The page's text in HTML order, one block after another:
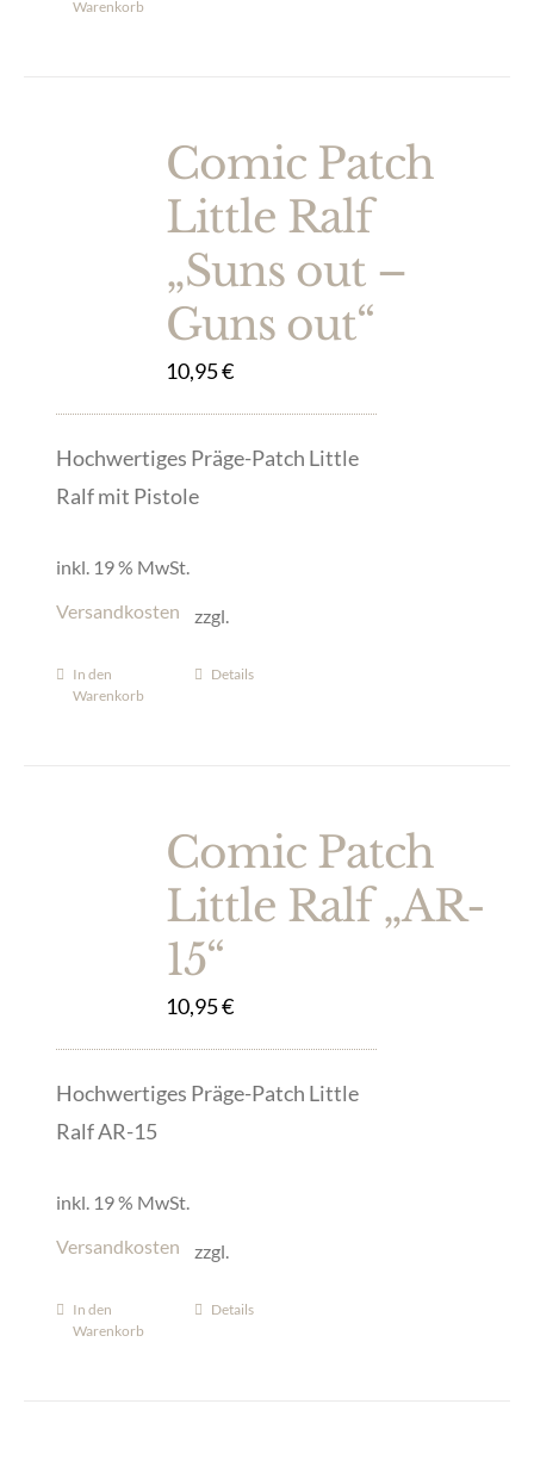
Warenkorb
Comic Patch
Little Ralf
„Suns out –
Guns out“
10,95€
Hochwertiges Präge-Patch Little
Ralf mit Pistole
inkl. 19 % MwSt.
zzgl.
Versandkosten
In den
Warenkorb
Details
Comic Patch
Little Ralf „AR-
15“
10,95€
Hochwertiges Präge-Patch Little
Ralf AR-15
inkl. 19 % MwSt.
zzgl.
Versandkosten
In den
Warenkorb
Details